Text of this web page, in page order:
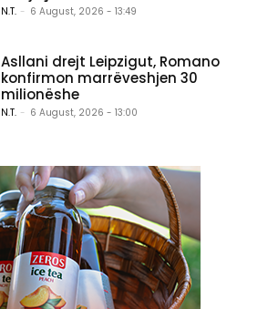
N.T. - 6 August, 2026 - 13:49
Asllani drejt Leipzigut, Romano
konfirmon marrëveshjen 30
milionëshe
N.T. - 6 August, 2026 - 13:00